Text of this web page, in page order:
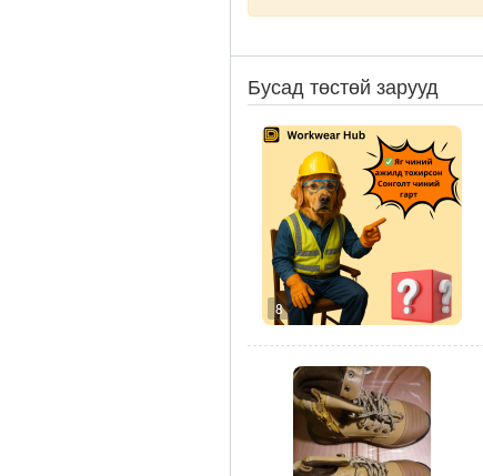
Бусад төстөй зарууд
8